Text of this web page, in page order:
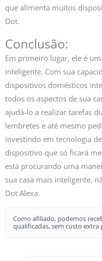
que alimenta muitos
Dot.
Conclusão:
Em primeiro lugar, ele é
inteligente. Com sua
dispositivos domésticos
todos os aspectos de sua
ajudá-lo a realizar tarefas
lembretes e até mesmo
investindo em tecnologia
dispositivo que só ficará
está procurando uma
sua casa mais inteligente,
Dot Alexa.
Como afiliado, podemos
qualificadas, sem custo extra